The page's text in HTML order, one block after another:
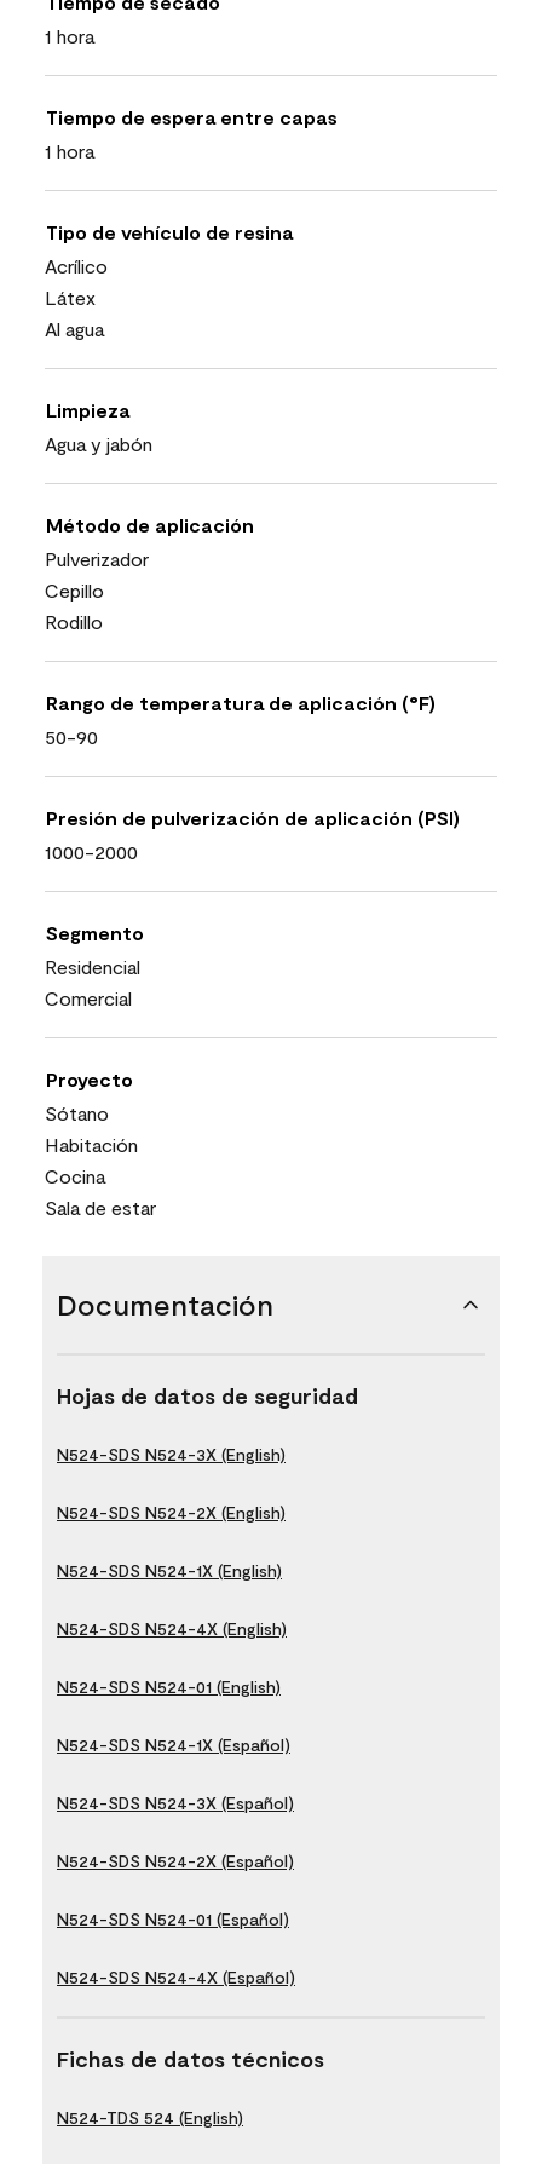
1 hora
Tiempo de espera entre capas
1 hora
Tipo de vehículo de resina
Acrílico
Látex
Al agua
Limpieza
Agua y jabón
Método de aplicación
Pulverizador
Cepillo
Rodillo
Rango de temperatura de aplicación (°F)
50-90
Presión de pulverización de aplicación (PSI)
1000-2000
Segmento
Residencial
Comercial
Proyecto
Sótano
Habitación
Cocina
Sala de estar
Documentación
Hojas de datos de seguridad
N524-SDS N524-3X (English)
N524-SDS N524-2X (English)
N524-SDS N524-1X (English)
N524-SDS N524-4X (English)
N524-SDS N524-01 (English)
N524-SDS N524-1X (Español)
N524-SDS N524-3X (Español)
N524-SDS N524-2X (Español)
N524-SDS N524-01 (Español)
N524-SDS N524-4X (Español)
Fichas de datos técnicos
N524-TDS 524 (English)